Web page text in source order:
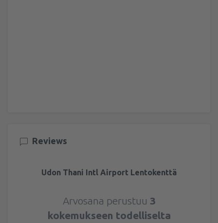
Reviews
Udon Thani Intl Airport Lentokenttä
Arvosana perustuu 3
kokemukseen todelliselta